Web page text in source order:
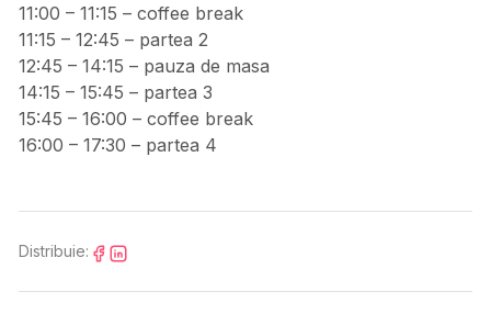
11:00 – 11:15 – coffee break
11:15 – 12:45 – partea 2
12:45 – 14:15 – pauza de masa
14:15 – 15:45 – partea 3
15:45 – 16:00 – coffee break
16:00 – 17:30 – partea 4
Distribuie: